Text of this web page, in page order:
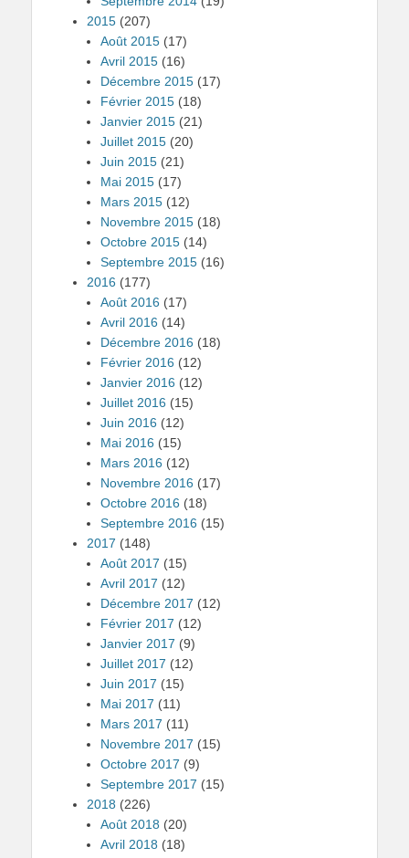
2015 (207)
Août 2015 (17)
Avril 2015 (16)
Décembre 2015 (17)
Février 2015 (18)
Janvier 2015 (21)
Juillet 2015 (20)
Juin 2015 (21)
Mai 2015 (17)
Mars 2015 (12)
Novembre 2015 (18)
Octobre 2015 (14)
Septembre 2015 (16)
2016 (177)
Août 2016 (17)
Avril 2016 (14)
Décembre 2016 (18)
Février 2016 (12)
Janvier 2016 (12)
Juillet 2016 (15)
Juin 2016 (12)
Mai 2016 (15)
Mars 2016 (12)
Novembre 2016 (17)
Octobre 2016 (18)
Septembre 2016 (15)
2017 (148)
Août 2017 (15)
Avril 2017 (12)
Décembre 2017 (12)
Février 2017 (12)
Janvier 2017 (9)
Juillet 2017 (12)
Juin 2017 (15)
Mai 2017 (11)
Mars 2017 (11)
Novembre 2017 (15)
Octobre 2017 (9)
Septembre 2017 (15)
2018 (226)
Août 2018 (20)
Avril 2018 (18)